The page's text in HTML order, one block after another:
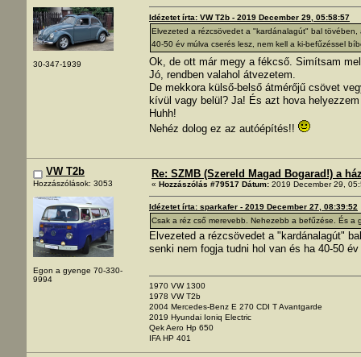
30-347-1939
Idézetet írta: VW T2b - 2019 December 29, 05:58:57
Elvezeted a rézcsövedet a "kardánalagút" bal
40-50 év múlva cserés lesz, nem kell a ki-befűzéssel
Ok, de ott már megy a fékcső. Simítsam
Jó, rendben valahol átvezetem.
De mekkora külső-belső átmérőjű csövet
kívül vagy belül? Ja! És azt hova
Huhh!
Nehéz dolog ez az autóépítés!!
VW T2b
Hozzászólások: 3053
Egon a gyenge 70-330-
9994
Re: SZMB (Szereld Magad Bogarad!) a
« Hozzászólás #79517 Dátum: 2019 December 29,
Idézetet írta: sparkafer - 2019 December 27, 08:39:52
Csak a réz cső merevebb. Nehezebb a befűzése. És a
Elvezeted a rézcsövedet a "kardánalagút"
senki nem fogja tudni hol van és ha 40-50
1970 VW 1300
1978 VW T2b
2004 Mercedes-Benz E 270 CDI T Avantgarde
2019 Hyundai Ioniq Electric
Qek Aero Hp 650
IFA HP 401